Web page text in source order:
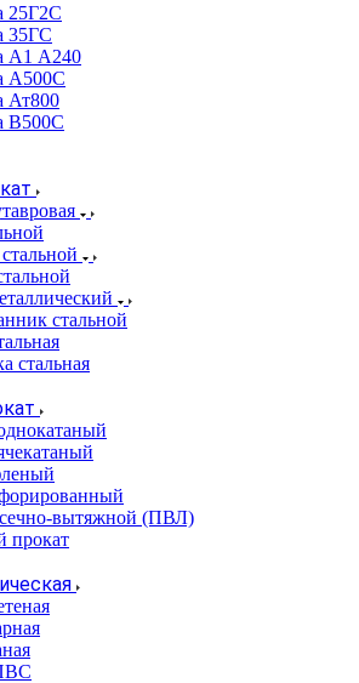
25Г2С
35ГС
А1 А240
А500С
Ат800
В500С
стальной
стальная
вытяжной (ПВЛ)
прокат